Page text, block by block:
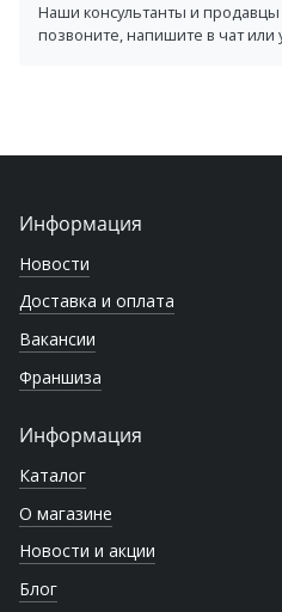
Наши консультанты и
позвоните, напишите в чат или
Информация
Новости
Доставка и оплата
Вакансии
Франшиза
Информация
Каталог
О магазине
Новости и акции
Блог